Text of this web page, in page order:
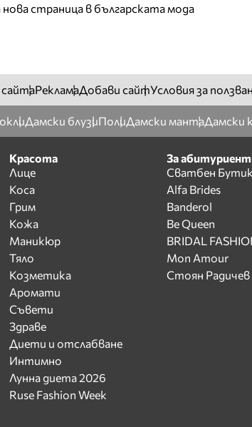
страница в българската мода
сайтаРекламаДобави сайтУсловия за
Дамски блузиПолиДамски мантаДамски
Красота
Лице
Коса
Грим
Кожа
Маникюр
Тяло
Козметика
Аромати
Съвети
Здраве
Диети и отслабване
Интимно
Лунна диета 2026
Ruse Fashion Week
За
Сватбен
Alfa Brides
Banderol
Be Queen
BRIDAL
Mon Amour
Стоян Радичев